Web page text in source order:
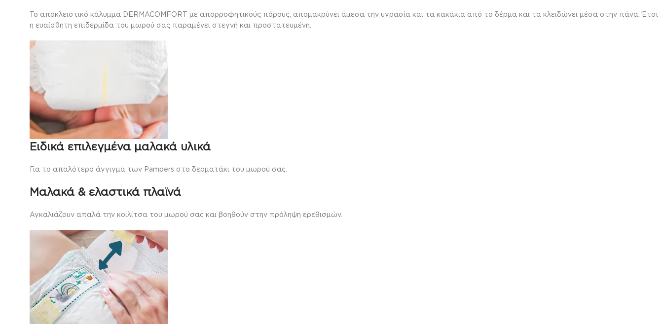
Το αποκλειστικό κάλυμμα DERMACOMFORT με απορροφητικούς πόρους, απομακρύνει άμεσα την υγρασία και τα κακάκια από το δέρμα και τα κλειδώνει μέσα στην πάνα. Έτσι
η ευαίσθητη επιδερμίδα του μωρού σας παραμένει στεγνή και προστατευμένη.
Ειδικά επιλεγμένα μαλακά υλικά
Για το απαλότερο άγγιγμα των Pampers στο δερματάκι του μωρού σας.
Μαλακά & ελαστικά πλαϊνά
Αγκαλιάζουν απαλά την κοιλίτσα του μωρού σας και βοηθούν στην πρόληψη ερεθισμών.